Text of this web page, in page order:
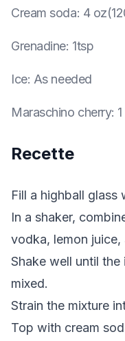
Cream soda: 4
Grenadine: 1tsp
Ice: As needed
Maraschino cherry:
Recette
Fill a highball glass
In a shaker,
vodka, lemon juice,
Shake well until
mixed.
Strain the mixture
Top with cream